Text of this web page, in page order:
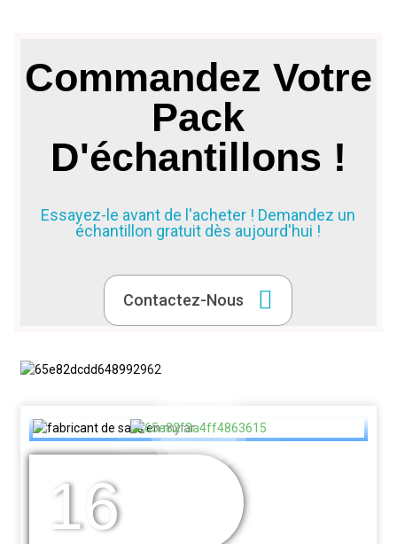
Commandez Votre
Pack
D'échantillons !
Essayez-le avant de l'acheter ! Demandez un
échantillon gratuit dès aujourd'hui !
Contactez-Nous
16